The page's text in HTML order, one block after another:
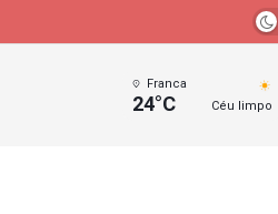
Franca
24°C Céu limpo